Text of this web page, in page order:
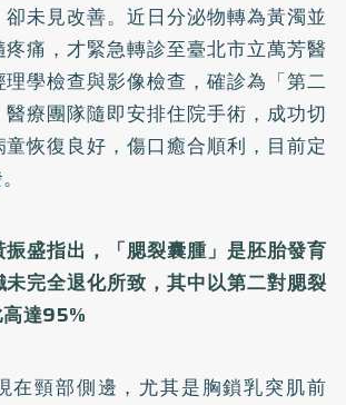
未見改善。近日分泌物轉為黃濁並
痛，才緊急轉診至臺北市立萬芳醫
學檢查與影像檢查，確診為「第二
療團隊隨即安排住院手術，成功切
恢復良好，傷口癒合順利，目前定
盛指出，「腮裂囊腫」是胚胎發育
完全退化所致，其中以第二對腮裂
達95%
在頸部側邊，尤其是胸鎖乳突肌前